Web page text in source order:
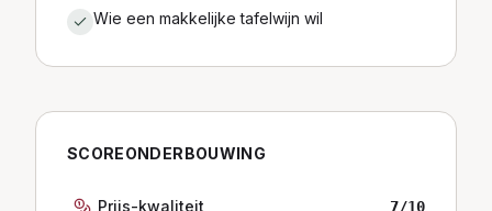
Wie een makkelijke tafelwijn wil
SCOREONDERBOUWING
Prijs-kwaliteit 7/10